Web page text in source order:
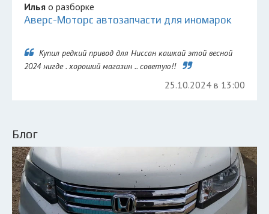
Илья о разборке
Аверс-Моторс автозапчасти для иномарок
Купил редкий привод для Ниссан кашкай этой весной
2024 нигде . хороший магазин .. советую!!
25.10.2024 в 13:00
Блог